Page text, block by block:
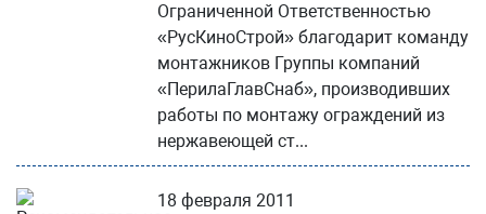
Ограниченной Ответственностью
«РусКиноСтрой» благодарит команду
монтажников Группы компаний
«ПерилаГлавСнаб», производивших
работы по монтажу ограждений из
нержавеющей ст...
18 февраля 2011